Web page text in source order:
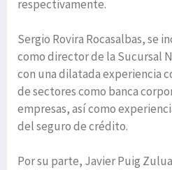
respectivamente.
Sergio Rovira Rocasalbas, se
como director de la Sucursal
con una dilatada experiencia
de sectores como banca
empresas, así como
del seguro de crédito.
Por su parte, Javier Puig